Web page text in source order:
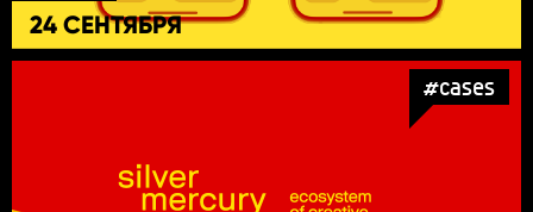
24 СЕНТЯБРЯ
#cases